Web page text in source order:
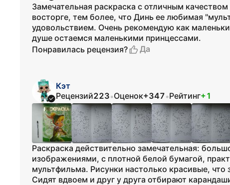
Замечательная раскраска с отличным
восторге, тем более, что Динь ее любимая
удовольствием. Очень рекомендую как
душе остаемся маленькими принцессами.
Понравилась рецензия?
Да
Кэт
Рецензий223•Оценок+347•Рейтинг+1
Раскраска действительно замечательная:
изображениями, с плотной белой бумагой,
мультфильма. Рисунки настолько красивые, что
Сидят вдвоем и друг у друга отбирают